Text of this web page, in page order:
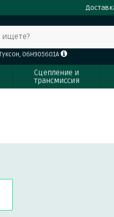
ищете?
06H905601A
Сцепление и
трансмиссия